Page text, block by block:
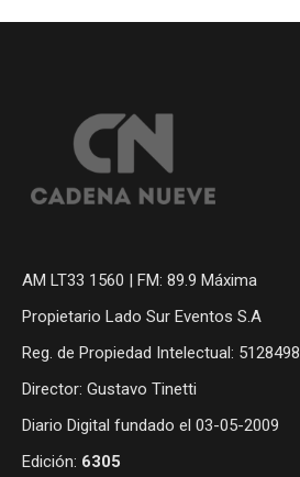
AM LT33 1560 | FM: 89.9 Máxima
Propietario Lado Sur Eventos S.A
Reg. de Propiedad Intelectual: 5128498
Director: Gustavo Tinetti
Diario Digital fundado el 03-05-2009
Edición: 6305